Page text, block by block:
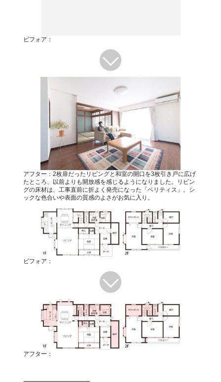
ビフォア：
アフター：2枚扉だったリビングと和室の開口を3枚引き戸に広げ
たところ、以前よりも開放感を感じるようになりました。リビン
グの床材は、工事直前に折よく発売になった「ベリティス」。シ
ックな色合いや表面の質感のよさがお気に入り。
ビフォア：
アフター：